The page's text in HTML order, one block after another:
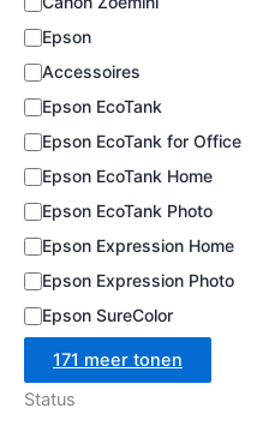
e
Epson
Accessoires
Epson EcoTank
Epson EcoTank for Office
Epson EcoTank Home
Epson EcoTank Photo
Epson Expression Home
Epson Expression Photo
Epson SureColor
171 meer tonen
Status